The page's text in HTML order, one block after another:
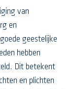
van
en
geestelijke
hebben
Dit betekent
en plichten